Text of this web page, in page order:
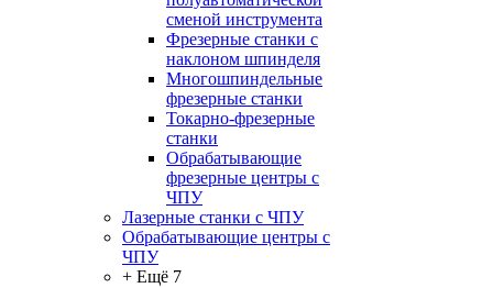
сменой инструмента
Фрезерные станки с
наклоном шпинделя
Многошпиндельные
фрезерные станки
Токарно-фрезерные
станки
Обрабатывающие
фрезерные центры с
ЧПУ
Лазерные станки с ЧПУ
Обрабатывающие центры с
ЧПУ
+ Ещё 7